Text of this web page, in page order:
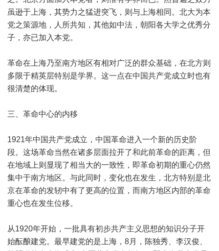
虽逊于上海，其势力之猛进突飞，则与上海相同。北大为本
党之策源地，人所共知，其他如中法，朝阳各大学之优秀分
子，亦已加入本党。
革命在上海乃至南方地区有相对广泛的群众基础，在北方则
多限于精英层特别是学界。这一点在中国共产党成立时也有
很清楚的体现。
三、革命中心的内移
1921年中国共产党成立，中国革命进入一个新的历史阶
段。这场革命当然在诸多层面拉开了和此前革命的距离，但
在地域上则显现了相当大的一致性，即革命初期的重心仍然
集中于南方地区。与此同时，变化也在发生，北方特别是北
京在革命的发轫中有了更高的位置，而南方地区内部的革命
重心也在发生位移。
从1920年开始，一批具有初步共产主义思想的知识分子开
始酝酿建党。最早建党的是上海，8月，陈独秀、李汉俊、